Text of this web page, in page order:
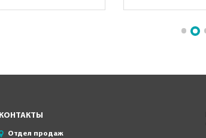
КОНТАКТЫ
Отдел продаж